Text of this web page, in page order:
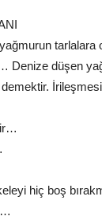
tarlalara
Denize düşen
demektir.
hiç boş